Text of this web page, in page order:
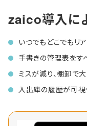
zaico導入に
いつでもどこでもリ
手書きの管理表をす
ミスが減り、棚卸で
入出庫の履歴が可視